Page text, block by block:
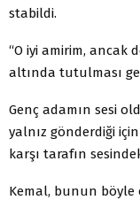
stabildi.
“O iyi amirim, ancak
altında tutulması
Genç adamın sesi
yalnız gönderdiği için
karşı tarafın
Kemal, bunun böyle